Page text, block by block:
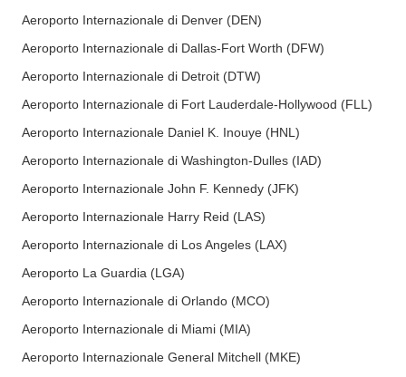
Aeroporto Internazionale di Denver (DEN)
Aeroporto Internazionale di Dallas-Fort Worth (DFW)
Aeroporto Internazionale di Detroit (DTW)
Aeroporto Internazionale di Fort Lauderdale-Hollywood (FLL)
Aeroporto Internazionale Daniel K. Inouye (HNL)
Aeroporto Internazionale di Washington-Dulles (IAD)
Aeroporto Internazionale John F. Kennedy (JFK)
Aeroporto Internazionale Harry Reid (LAS)
Aeroporto Internazionale di Los Angeles (LAX)
Aeroporto La Guardia (LGA)
Aeroporto Internazionale di Orlando (MCO)
Aeroporto Internazionale di Miami (MIA)
Aeroporto Internazionale General Mitchell (MKE)